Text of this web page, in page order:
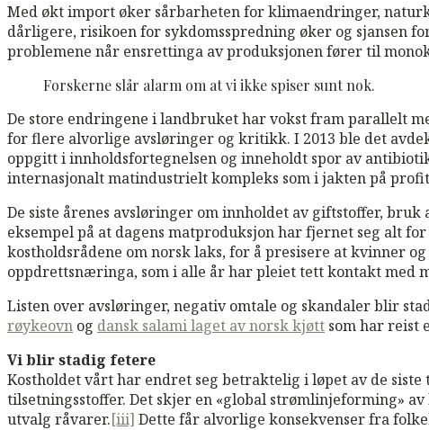
Med økt import øker sårbarheten for klimaendringer,
dårligere, risikoen for sykdomsspredning øker og sjansen
problemene når ensrettinga av produksjonen fører til
Forskerne slår alarm om at vi ikke spiser sunt nok.
De store endringene i landbruket har vokst fram parallelt
for flere alvorlige avsløringer og kritikk. I 2013 ble det
oppgitt i innholdsfortegnelsen og inneholdt spor av
internasjonalt matindustrielt kompleks som i jakten på
De siste årenes avsløringer om innholdet av giftstoffer,
eksempel på at dagens matproduksjon har fjernet seg alt
kostholdsrådene om norsk laks, for å presisere at kvinner
oppdrettsnæringa, som i alle år har pleiet tett kontakt med
Listen over avsløringer, negativ omtale og skandaler blir
røykeovn og dansk salami laget av norsk kjøtt som har reist
Vi blir stadig fetere
Kostholdet vårt har endret seg betraktelig i løpet av de
tilsetningsstoffer. Det skjer en «global strømlinjeforming»
utvalg råvarer.[iii] Dette får alvorlige konsekvenser fra